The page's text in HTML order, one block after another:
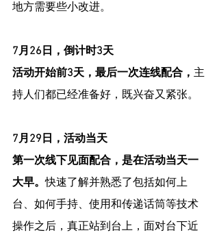
地方需要些小改进。
7月26日，倒计时3天
活动开始前3天，最后一次连线配合， 主
持人们都已经准备好，既兴奋又紧张。
7月29日，活动当天
第一次线下见面配合，是在活动当天一
大早。快速了解并熟悉了包括如何上
台、如何手持、使用和传递话筒等技术
操作之后，真正站到台上，面对台下近